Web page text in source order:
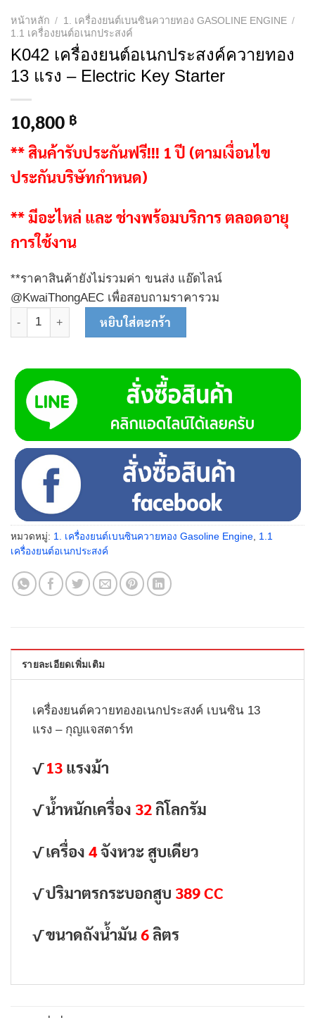
หน้าหลัก / 1. เครื่องยนต์เบนซินควายทอง GASOLINE ENGINE /
1.1 เครื่องยนต์อเนกประสงค์
K042 เครื่องยนต์อเนกประสงค์ควายทอง
13 แรง – Electric Key Starter
10,800 ฿
** สินค้ารับประกันฟรี!!! 1 ปี (ตามเงื่อนไข
ประกันบริษัทกำหนด)
** มีอะไหล่ และ ช่างพร้อมบริการ ตลอดอายุ
การใช้งาน
**ราคาสินค้ายังไม่รวมค่า ขนส่ง แอ๊ดไลน์
@KwaiThongAEC เพื่อสอบถามราคารวม
จำนวน K042 เครื่องยนต์อเนกประสงค์ควายทอง 13 แรง - Electric
หยิบใส่ตะกร้า
หมวดหมู่: 1. เครื่องยนต์เบนซินควายทอง Gasoline Engine 1.1
เครื่องยนต์อเนกประสงค์
รายละเอียดเพิ่มเติม
เครื่องยนต์ควายทองอเนกประสงค์ เบนซิน 13
แรง – กุญแจสตาร์ท
√13 แรงม้า
√ น้ำหนักเครื่อง 32กิโลกรัม
√ เครื่อง 4จังหวะ สูบเดียว
√ ปริมาตรกระบอกสูบ 389 CC
√ ขนาดถังน้ำมัน6ลิตร